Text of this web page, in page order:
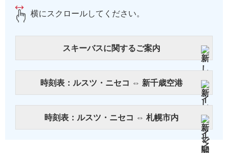
横にスクロールしてください。
スキーバスに関するご案内
時刻表：ルスツ・ニセコ ⇔ 新千歳空港
時刻表：ルスツ・ニセコ ⇔ 札幌市内